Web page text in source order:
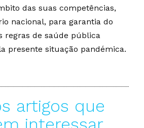
das suas competências,
nacional, para garantia do
regras de saúde pública
presente situação pandémica.
artigos que